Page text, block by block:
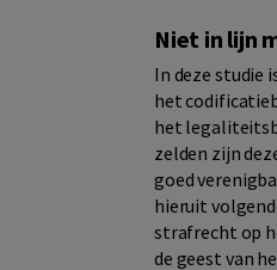
Niet in lijn
In deze studie
het
het
zelden zijn
goed
hieruit
strafrecht op
de geest van